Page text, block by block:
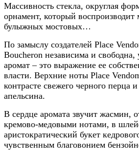
Массивность стекла, округлая
орнамент, который
булыжных мостовых…
По замыслу создателей Place
Boucheron независима и свободна,
аромат – это выражение ее
власти. Верхние ноты Place
контрасте свежего черного перца
апельсина.
В сердце аромата звучит жасмин,
кремово-медовыми нотами, в
аристократический букет
чувственным благовонием